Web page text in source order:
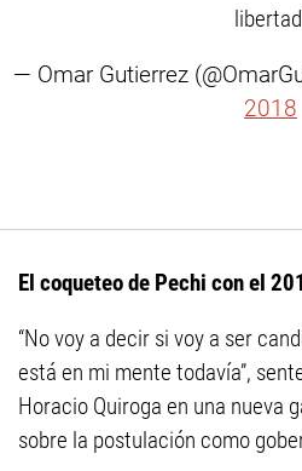
— Omar Gutierrez
2018
El coqueteo de Pechi con el
“No voy a decir si voy a ser
está en mi mente todavía”,
Horacio Quiroga en una nueva
sobre la postulación como